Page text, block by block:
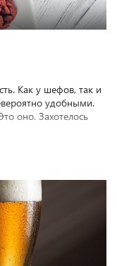
Как у шефов, так и
удобными.
оно. Захотелось